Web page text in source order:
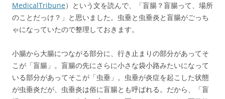
MedicalTribune）という文を読んで、「盲腸？盲腸って、場所
のことだっけ？」と思いました。虫垂と虫垂炎と盲腸がごっち
ゃになっていたので整理しておきます。
小腸から大腸につながる部分に、行き止まりの部分があってそ
こが「盲腸」。盲腸の先にさらに小さな袋小路みたいになって
いる部分があってそこが「虫垂」。虫垂が炎症を起こした状態
が虫垂炎だが、虫垂炎は俗に盲腸とも呼ばれる。だから、「盲